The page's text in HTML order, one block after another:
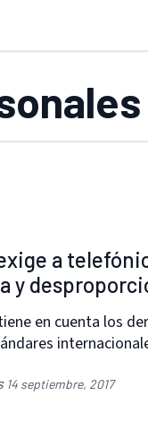
a
y
en cuenta los
14 septiembre, 2017